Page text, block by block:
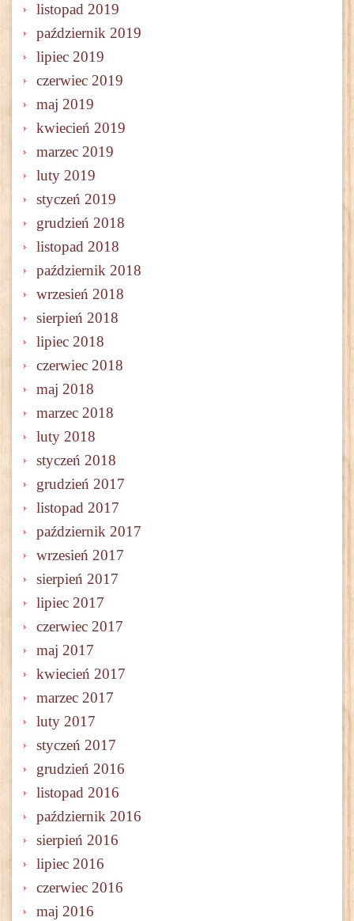
listopad 2019
październik 2019
lipiec 2019
czerwiec 2019
maj 2019
kwiecień 2019
marzec 2019
luty 2019
styczeń 2019
grudzień 2018
listopad 2018
październik 2018
wrzesień 2018
sierpień 2018
lipiec 2018
czerwiec 2018
maj 2018
marzec 2018
luty 2018
styczeń 2018
grudzień 2017
listopad 2017
październik 2017
wrzesień 2017
sierpień 2017
lipiec 2017
czerwiec 2017
maj 2017
kwiecień 2017
marzec 2017
luty 2017
styczeń 2017
grudzień 2016
listopad 2016
październik 2016
sierpień 2016
lipiec 2016
czerwiec 2016
maj 2016